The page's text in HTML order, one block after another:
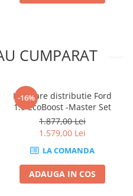
CUMPARAT
-16%
Kit fixare distributie Ford
1.0 EcoBoost -Master Set
1.877,00 Lei
1.579,00 Lei
LA COMANDA
ADAUGA IN COS